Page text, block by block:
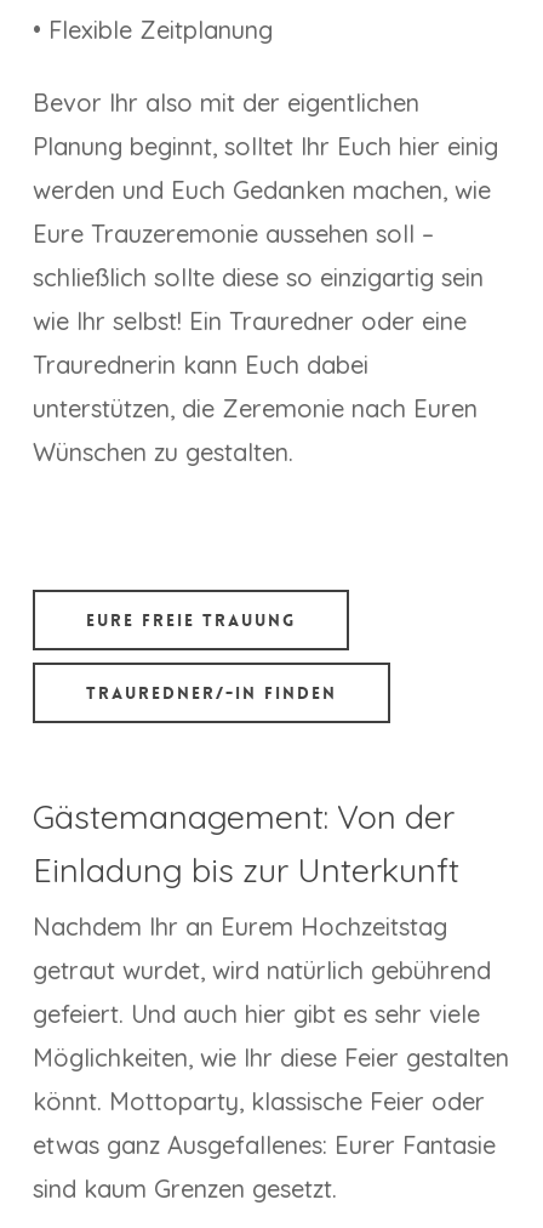
• Flexible Zeitplanung
Bevor Ihr also mit der eigentlichen
Planung beginnt, solltet Ihr Euch hier einig
werden und Euch Gedanken machen, wie
Eure Trauzeremonie aussehen soll –
schließlich sollte diese so einzigartig sein
wie Ihr selbst! Ein Trauredner oder eine
Traurednerin kann Euch dabei
unterstützen, die Zeremonie nach Euren
Wünschen zu gestalten.
Eure Freie Trauung
Trauredner/-in finden
Gästemanagement: Von der
Einladung bis zur Unterkunft
Nachdem Ihr an Eurem Hochzeitstag
getraut wurdet, wird natürlich gebührend
gefeiert. Und auch hier gibt es sehr viele
Möglichkeiten, wie Ihr diese Feier gestalten
könnt. Mottoparty, klassische Feier oder
etwas ganz Ausgefallenes: Eurer Fantasie
sind kaum Grenzen gesetzt.